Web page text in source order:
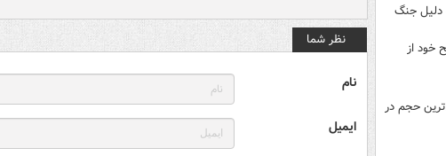
دلیل جنگ
خود از
حجم در
نظر شما
نام
ایمیل